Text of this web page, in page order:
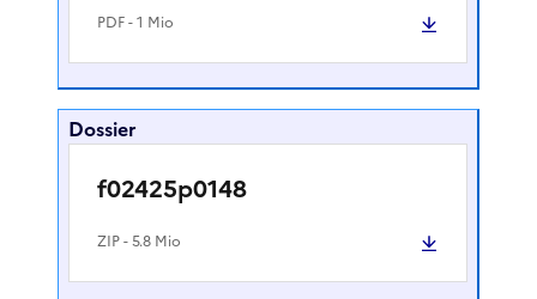
PDF- 1 Mio
Dossier
f02425p0148
ZIP- 5.8 Mio